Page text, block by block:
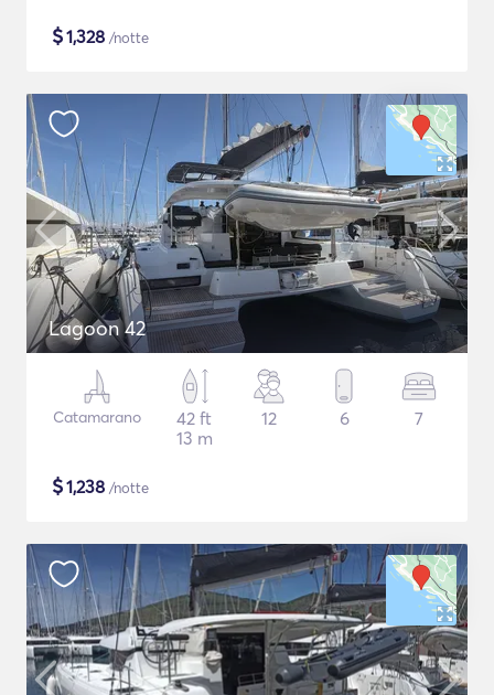
$1,328 /notte
Lagoon 42
Catamarano
42 ft
13 m
12 6 7
$1,238 /notte